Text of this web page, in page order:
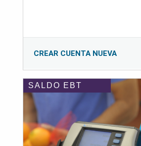
CREAR CUENTA NUEVA
SALDO EBT